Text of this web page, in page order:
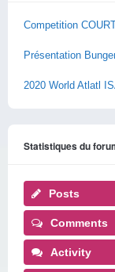
Competition
Présentation
2020 World Atlatl
Statistiques du
Posts
Comments
Activity